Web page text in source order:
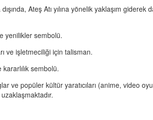
Ateş Atı yılına yönelik yaklaşım
yenilikler sembolü.
ve işletmeciliği için talisman.
sembolü.
ve popüler kültür yaratıcıları (anime, video